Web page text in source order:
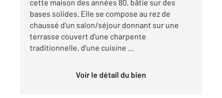
cette maison des années 80, bâtie sur des
bases solides. Elle se compose au rez de
chaussé d'un salon/séjour donnant sur une
terrasse couvert d'une charpente
traditionnelle, d'une cuisine ...
Voir le détail du bien